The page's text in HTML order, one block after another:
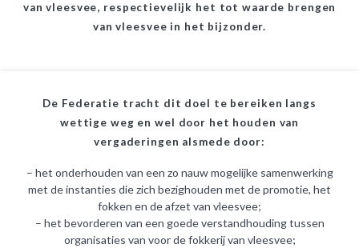
van vleesvee, respectievelijk het tot waarde brengen
van vleesvee in het bijzonder.
De Federatie tracht dit doel te bereiken langs
wettige weg en wel door het houden van
vergaderingen alsmede door:
– het onderhouden van een zo nauw mogelijke samenwerking
met de instanties die zich bezighouden met de promotie, het
fokken en de afzet van vleesvee;
– het bevorderen van een goede verstandhouding tussen
organisaties van voor de fokkerij van vleesvee;